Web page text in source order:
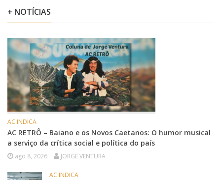
+ NOTÍCIAS
AC INDICA
AC RETRÔ – Baiano e os Novos Caetanos: O humor musical
a serviço da crítica social e política do país
ago 8, 2026 JORGE VENTURA
AC INDICA